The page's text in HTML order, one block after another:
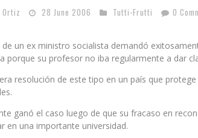
Ortiz 28 June 2006 Tutti-Frutti 0
de un ex ministro socialista demandó
porque su profesor no iba regularmente a dar
resolución de este tipo en un país que
ganó el caso luego de que su fracaso en
en una importante universidad.